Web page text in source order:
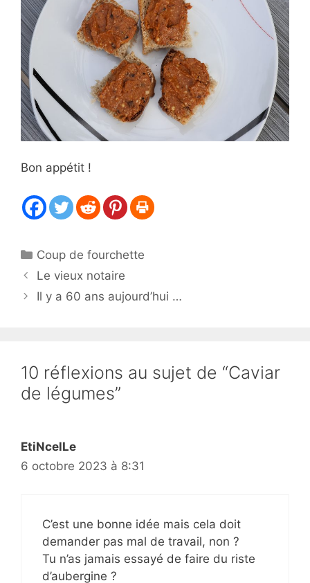
Bon appétit !
Catégories
Coup de fourchette
Le vieux notaire
Il y a 60 ans aujourd’hui …
10 réflexions au sujet de “Caviar
de légumes”
EtiNcelLe
6 octobre 2023 à 8:31
C’est une bonne idée mais cela doit
demander pas mal de travail, non ?
Tu n’as jamais essayé de faire du riste
d’aubergine ?